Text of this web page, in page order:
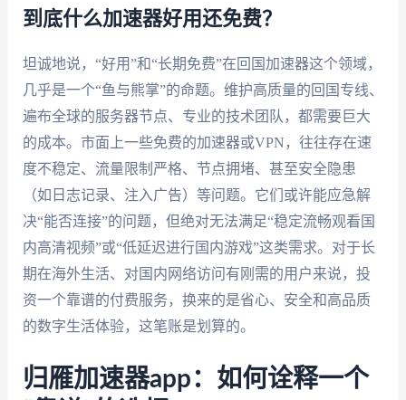
到底什么加速器好用还免费？
坦诚地说，“好用”和“长期免费”在回国加速器这个领域，
几乎是一个“鱼与熊掌”的命题。维护高质量的回国专线、
遍布全球的服务器节点、专业的技术团队，都需要巨大
的成本。市面上一些免费的加速器或VPN，往往存在速
度不稳定、流量限制严格、节点拥堵、甚至安全隐患
（如日志记录、注入广告）等问题。它们或许能应急解
决“能否连接”的问题，但绝对无法满足“稳定流畅观看国
内高清视频”或“低延迟进行国内游戏”这类需求。对于长
期在海外生活、对国内网络访问有刚需的用户来说，投
资一个靠谱的付费服务，换来的是省心、安全和高品质
的数字生活体验，这笔账是划算的。
归雁加速器app：如何诠释一个